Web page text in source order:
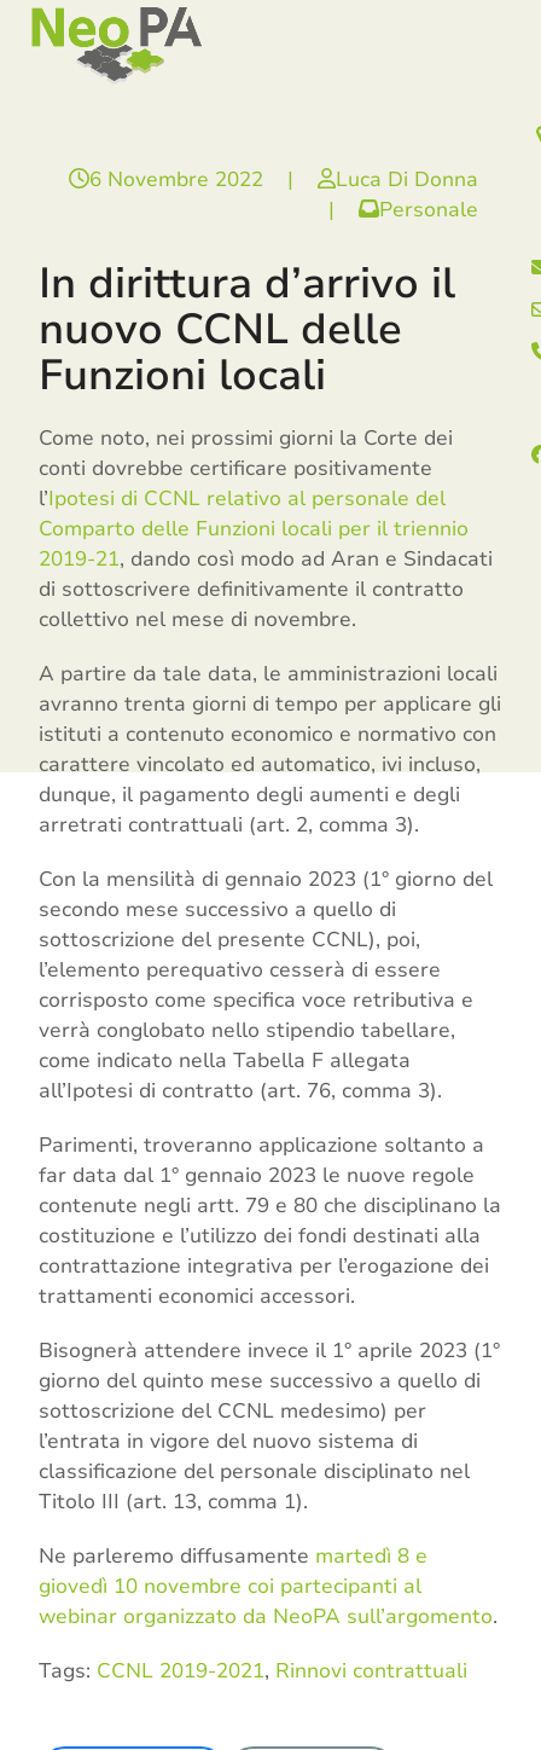
SkipOpen
mobile
menu
Close
mobile
menu
6 Novembre 2022 |
Luca Di Donna
|
Personale
In dirittura d’arrivo il
nuovo CCNL delle
Funzioni locali
Come noto, nei prossimi giorni la Corte dei
conti dovrebbe certificare positivamente
l’Ipotesi di CCNL relativo al personale del
Comparto delle Funzioni locali per il triennio
2019-21, dando così modo ad Aran e Sindacati
di sottoscrivere definitivamente il contratto
collettivo nel mese di novembre.
A partire da tale data, le amministrazioni locali
avranno trenta giorni di tempo per applicare gli
istituti a contenuto economico e normativo con
carattere vincolato ed automatico, ivi incluso,
dunque, il pagamento degli aumenti e degli
arretrati contrattuali (art. 2, comma 3).
Con la mensilità di gennaio 2023 (1° giorno del
secondo mese successivo a quello di
sottoscrizione del presente CCNL), poi,
l’elemento perequativo cesserà di essere
corrisposto come specifica voce retributiva e
verrà conglobato nello stipendio tabellare,
come indicato nella Tabella F allegata
all’Ipotesi di contratto (art. 76, comma 3).
Parimenti, troveranno applicazione soltanto a
far data dal 1° gennaio 2023 le nuove regole
contenute negli artt. 79 e 80 che disciplinano la
costituzione e l’utilizzo dei fondi destinati alla
contrattazione integrativa per l’erogazione dei
trattamenti economici accessori.
Bisognerà attendere invece il 1° aprile 2023 (1°
giorno del quinto mese successivo a quello di
sottoscrizione del CCNL medesimo) per
l’entrata in vigore del nuovo sistema di
classificazione del personale disciplinato nel
Titolo III (art. 13, comma 1).
Ne parleremo diffusamente martedì 8 e
giovedì 10 novembre coi partecipanti al
webinar organizzato da NeoPA sull’argomento.
Tags: CCNL 2019-2021, Rinnovi contrattuali